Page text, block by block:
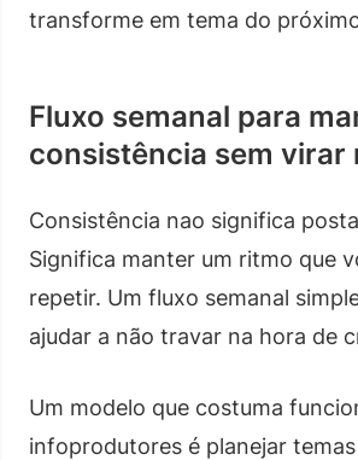
transforme em tema do
Fluxo semanal para
consistência sem virar
Consistência nao significa
Significa manter um ritmo que
repetir. Um fluxo semanal
ajudar a não travar na hora de
Um modelo que costuma
infoprodutores é planejar